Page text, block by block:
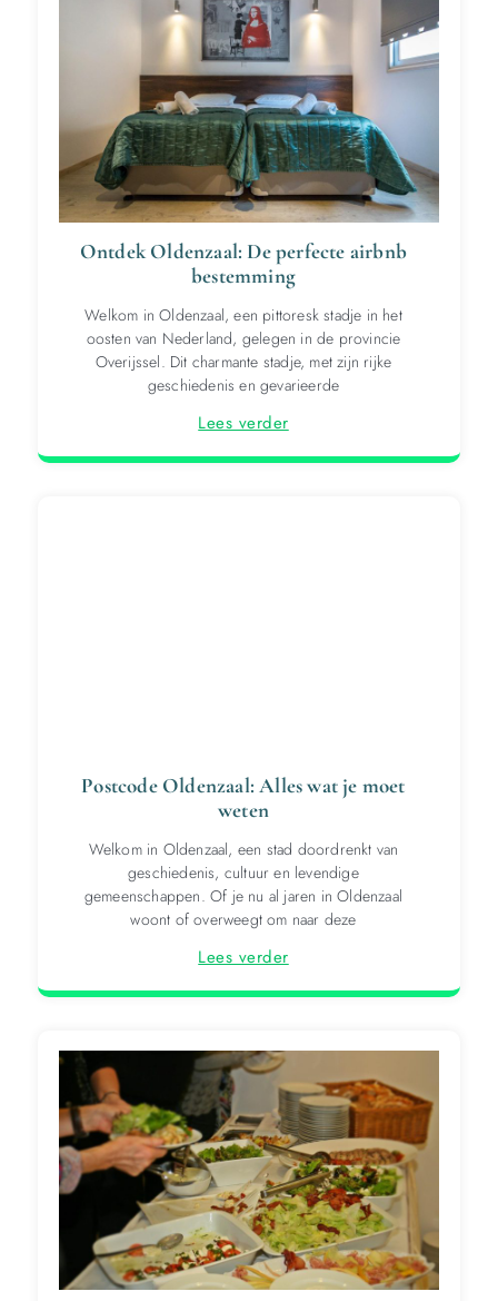
Ontdek Oldenzaal: De perfecte airbnb
bestemming
Welkom in Oldenzaal, een pittoresk stadje in het
oosten van Nederland, gelegen in de provincie
Overijssel. Dit charmante stadje, met zijn rijke
geschiedenis en gevarieerde
Lees verder
Postcode Oldenzaal: Alles wat je moet
weten
Welkom in Oldenzaal, een stad doordrenkt van
geschiedenis, cultuur en levendige
gemeenschappen. Of je nu al jaren in Oldenzaal
woont of overweegt om naar deze
Lees verder